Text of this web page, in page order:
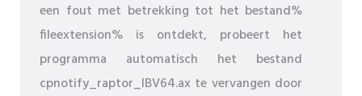
een fout met betrekking tot het bestand%
fileextension% is ontdekt, probeert het
programma automatisch het bestand
cpnotify_raptor_IBV64.ax te vervangen door